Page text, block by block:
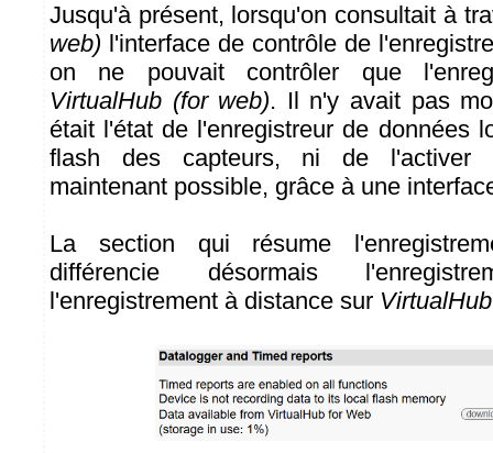
Jusqu'à présent, lorsqu'on consultait à
web) l'interface de contrôle de
on ne pouvait contrôler que
VirtualHub (for web). Il n'y avait pas
était l'état de l'enregistreur de données
flash des capteurs, ni de l'activer
maintenant possible, grâce à une
La section qui résume
différencie désormais
l'enregistrement à distance sur